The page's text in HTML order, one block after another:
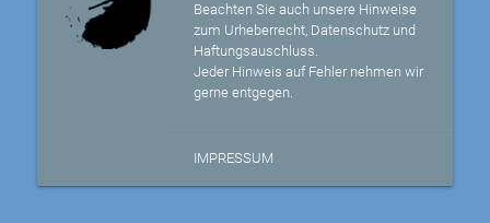
Beachten Sie auch unsere Hinweise
zum Urheberrecht, Datenschutz und
Haftungsauschluss.
Jeder Hinweis auf Fehler nehmen wir
gerne entgegen.
IMPRESSUM